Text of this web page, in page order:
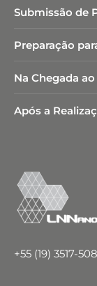
Submissão de
Preparação
Na Chegada
Após a
+55 (19) 3517-